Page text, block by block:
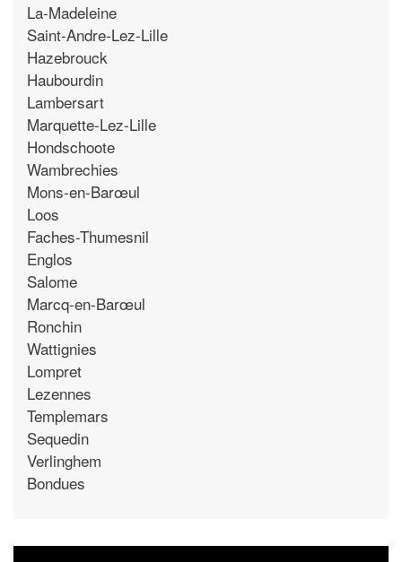
La-Madeleine
Saint-Andre-Lez-Lille
Hazebrouck
Haubourdin
Lambersart
Marquette-Lez-Lille
Hondschoote
Wambrechies
Mons-en-Barœul
Loos
Faches-Thumesnil
Englos
Salome
Marcq-en-Barœul
Ronchin
Wattignies
Lompret
Lezennes
Templemars
Sequedin
Verlinghem
Bondues